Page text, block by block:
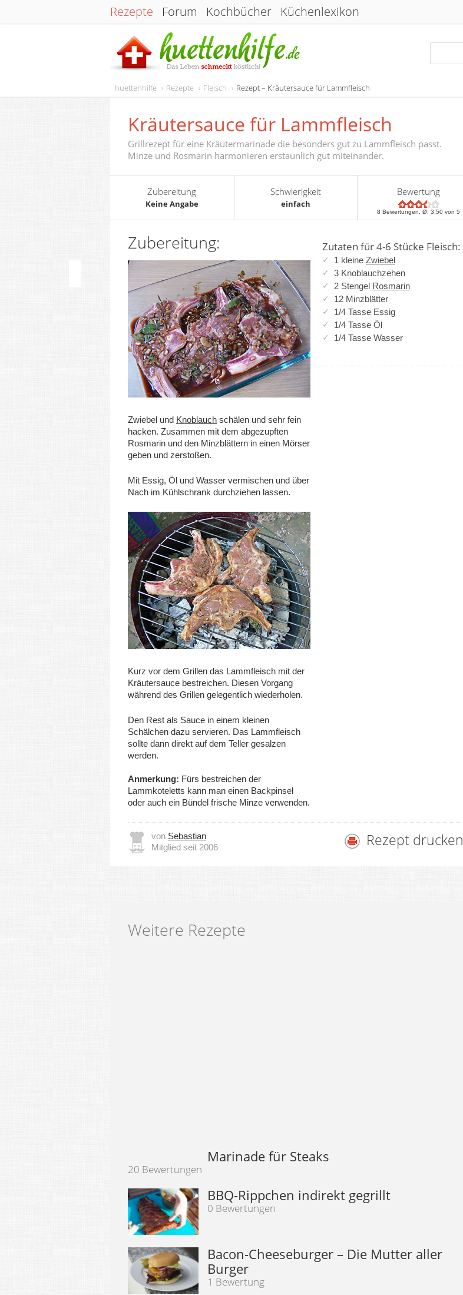
Rezepte Forum Kochbücher Küchenlexikon
huettenhilfe Rezepte Fleisch Rezept – Kräutersauce für Lammfleisch
Kräutersauce für Lammfleisch
Grillrezept für eine Kräutermarinade die besonders gut zu Lammfleisch passt.
Minze und Rosmarin harmonieren erstaunlich gut miteinander.
Zubereitung
Keine Angabe
Schwierigkeit
einfach
Bewertung
8 Bewertungen, Ø:3,50 von 5
Zutaten für 4-6 Stücke Fleisch:
1 kleine Zwiebel
3 Knoblauchzehen
2 Stengel Rosmarin
12 Minzblätter
1/4 Tasse Essig
1/4 Tasse Öl
1/4 Tasse Wasser
Zubereitung:
Zwiebel und Knoblauch schälen und sehr fein
hacken. Zusammen mit dem abgezupften
Rosmarin und den Minzblättern in einen Mörser
geben und zerstoßen.
Mit Essig, Öl und Wasser vermischen und über
Nach im Kühlschrank durchziehen lassen.
Kurz vor dem Grillen das Lammfleisch mit der
Kräutersauce bestreichen. Diesen Vorgang
während des Grillen gelegentlich wiederholen.
Den Rest als Sauce in einem kleinen
Schälchen dazu servieren. Das Lammfleisch
sollte dann direkt auf dem Teller gesalzen
werden.
Anmerkung: Fürs bestreichen der
Lammkoteletts kann man einen Backpinsel
oder auch ein Bündel frische Minze verwenden.
von Sebastian
Mitglied seit 2006
Rezept drucken
Weitere Rezepte
Marinade für Steaks
20 Bewertungen
BBQ-Rippchen indirekt gegrillt
0 Bewertungen
Bacon-Cheeseburger – Die Mutter aller
Burger
1 Bewertung